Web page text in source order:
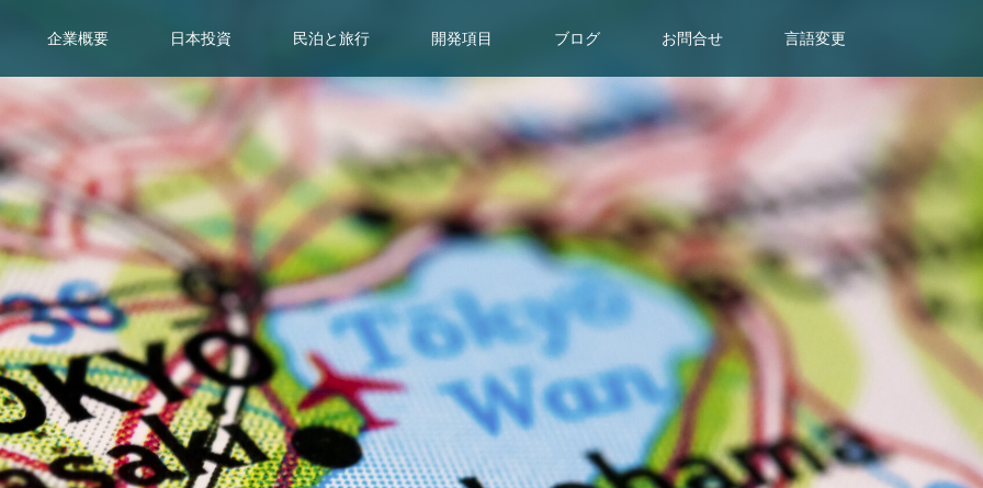
企業概要 日本投資 民泊と旅行 開発項目 ブログ お問合せ 言語変更